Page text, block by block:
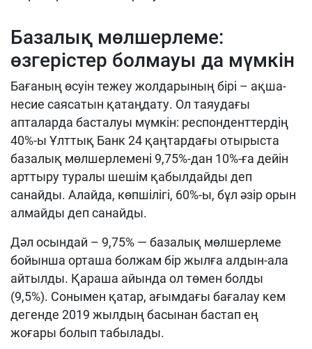
Базалық мөлшерлеме:
өзгерістер болмауы да мүмкін
Бағаның өсуін тежеу жолдарының бірі – ақша-
несие саясатын қатаңдату. Ол таяудағы
апталарда басталуы мүмкін: респонденттердің
40%-ы Ұлттық Банк 24 қаңтардағы отырыста
базалық мөлшерлемені 9,75%-дан 10%-ға дейін
арттыру туралы шешім қабылдайды деп
санайды. Алайда, көпшілігі, 60%-ы, бұл әзір орын
алмайды деп санайды.
Дәл осындай – 9,75% — базалық мөлшерлеме
бойынша орташа болжам бір жылға алдын-ала
айтылды. Қараша айында ол төмен болды
(9,5%). Сонымен қатар, ағымдағы бағалау кем
дегенде 2019 жылдың басынан бастап ең
жоғары болып табылады.